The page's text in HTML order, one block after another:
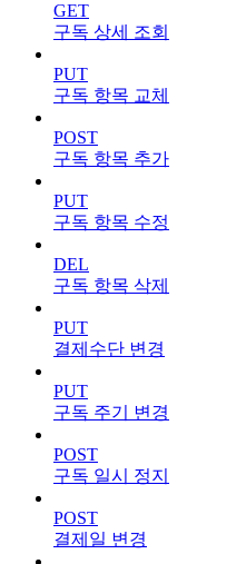
GET
구독 상세 조회
PUT
구독 항목 교체
POST
구독 항목 추가
PUT
구독 항목 수정
DEL
구독 항목 삭제
PUT
결제수단 변경
PUT
구독 주기 변경
POST
구독 일시 정지
POST
결제일 변경